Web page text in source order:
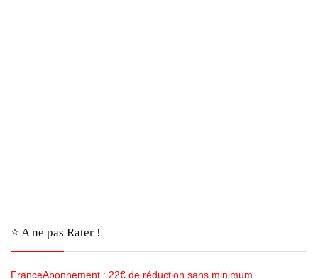
⭐️ A ne pas Rater !
FranceAbonnement : 22€ de réduction sans minimum